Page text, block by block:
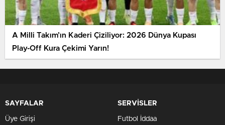
A Milli Takım’ın Kaderi Çiziliyor: 2026 Dünya Kupası
Play-Off Kura Çekimi Yarın!
SAYFALAR
Üye Girişi
SERVİSLER
Futbol İddaa